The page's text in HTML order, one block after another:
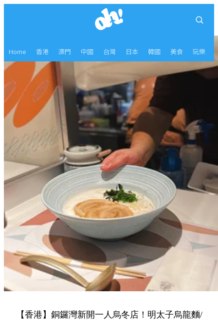
Home 香港 澳門 中國 台灣 日本 韓國 美食 玩樂
【香港】銅鑼灣新開一人烏冬店！明太子烏龍麵/